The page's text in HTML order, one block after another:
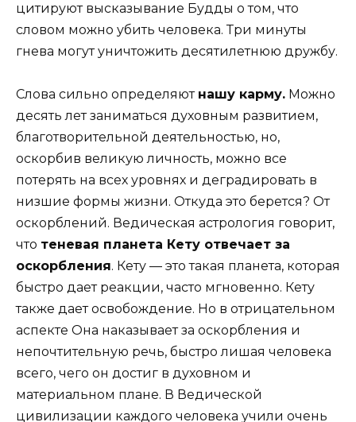
цитируют высказывание Будды о том, что
словом можно убить человека. Три минуты
гнева могут уничтожить десятилетнюю дружбу.
Слова сильно определяют нашу карму. Можно
десять лет заниматься духовным развитием,
благотворительной деятельностью, но,
оскорбив великую личность, можно все
потерять на всех уровнях и деградировать в
низшие формы жизни. Откуда это берется? От
оскорблений. Ведическая астрология говорит,
что теневая планета Кету отвечает за
оскорбления. Кету — это такая планета, которая
быстро дает реакции, часто мгновенно. Кету
также дает освобождение. Но в отрицательном
аспекте Она наказывает за оскорбления и
непочтительную речь, быстро лишая человека
всего, чего он достиг в духовном и
материальном плане. В Ведической
цивилизации каждого человека учили очень